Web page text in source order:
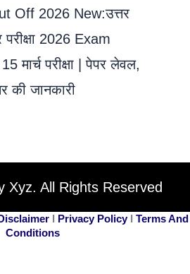
Off 2026 New:उत्तर
2026 Exam
मार्च परीक्षा | पेपर लेवल,
जानकारी
Xyz. All Rights Reserved
Disclaimer Privacy PolicyI Terms And
Conditions